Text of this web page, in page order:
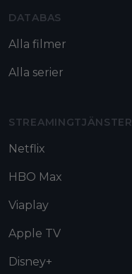
DATABAS
Alla filmer
Alla serier
STREAMINGTJÄNSTER
Netflix
HBO Max
Viaplay
Apple TV
Disney+